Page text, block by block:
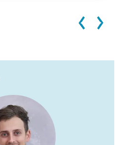
‹ ›